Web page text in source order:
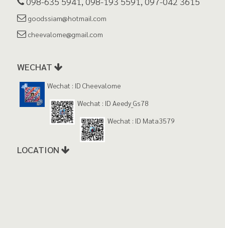
goodssiam@hotmail.com
cheevalome@gmail.com
WECHAT
Wechat : ID Cheevalome
Wechat : ID Aeedy_Gs78
Wechat : ID Mata3579
LOCATION